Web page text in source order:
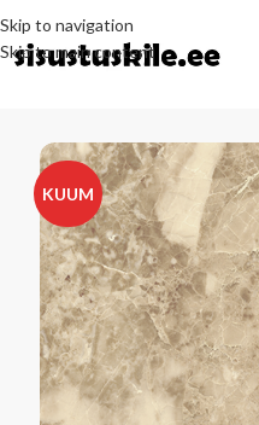
Skip to navigation
Skip to main content
KUUM